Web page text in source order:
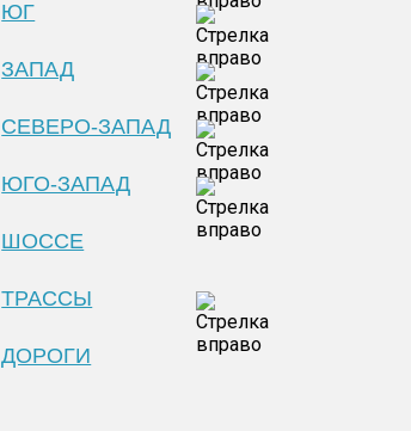
ЮГ
ЗАПАД
СЕВЕРО-ЗАПАД
ЮГО-ЗАПАД
ШОССЕ
ТРАССЫ
ДОРОГИ